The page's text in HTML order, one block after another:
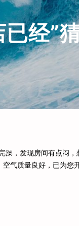
已经
，发现房间有点闷，
空气质量良好，已为